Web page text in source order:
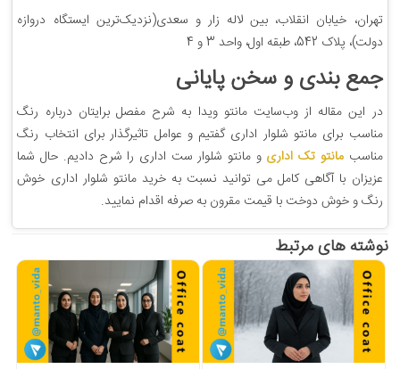
تهران، خیابان انقلاب، بین لاله زار و سعدی(نزدیک‌ترین ایستگاه دروازه
دولت)، پلاک 542، طبقه اول، واحد 3 و 4
جمع بندی و سخن پایانی
در این مقاله از وب‌سایت مانتو ویدا به شرح مفصل برایتان درباره رنگ
مناسب برای مانتو شلوار اداری گفتیم و عوامل تاثیرگذار برای انتخاب رنگ
مناسبمانتو تک اداری و مانتو شلوار ست اداری را شرح دادیم. حال شما
عزیزان با آگاهی کامل می توانید نسبت به خرید مانتو شلوار اداری خوش
رنگ و خوش دوخت با قیمت مقرون به صرفه اقدام نمایید.
نوشته های مرتبط